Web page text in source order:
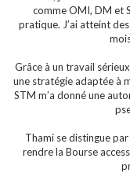
comme OMI, DM et
pratique. J’ai atteint
Grâce à un travail
une stratégie adaptée à
STM m’a donné une
Thami se distingue
rendre la Bourse